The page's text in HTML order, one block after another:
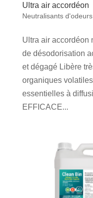
Ultra air accordéon
Neutralisants
Ultra air accordéon
de désodorisation
et dégagé Libère
organiques
essentielles à
EFFICACE...